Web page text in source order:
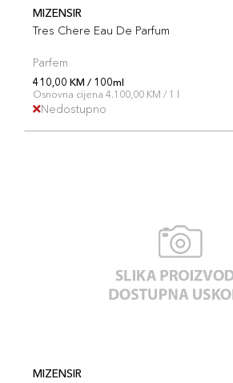
MIZENSIR
Tres Chere Eau De Parfum
Parfem
410,00 KM / 100ml
Osnovna cijena 4.100,00 KM / 1 l
Nedostupno
MIZENSIR